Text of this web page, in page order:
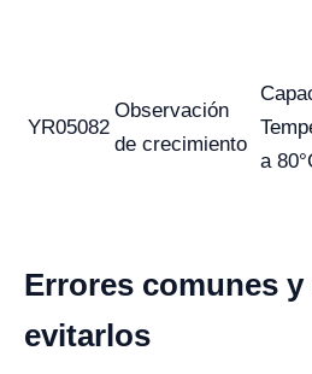
YR05082
Observación
de crecimiento
a
Errores comunes y
evitarlos